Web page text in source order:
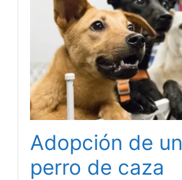
Adopción de un
perro de caza